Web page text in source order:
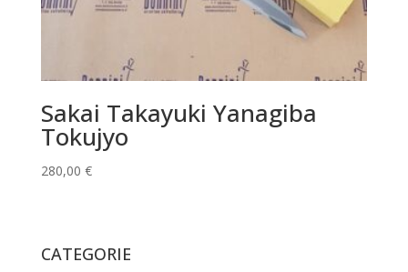
Sakai Takayuki Yanagiba
Tokujyo
280,00 €
CATEGORIE